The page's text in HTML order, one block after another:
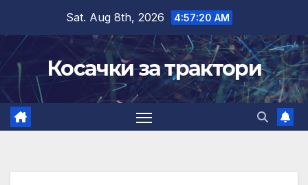
content
Sat. Aug 8th, 2026 4:57:21 AM
Косачки за трактори